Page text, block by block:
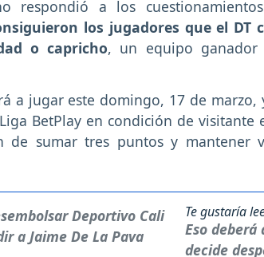
respondió a los
los jugadores que el DT
o capricho, un equipo ganador
a jugar este domingo, 17 de
BetPlay en condición de visitante
de sumar tres puntos y mantener
Te gustaría
Eso deberá
decide